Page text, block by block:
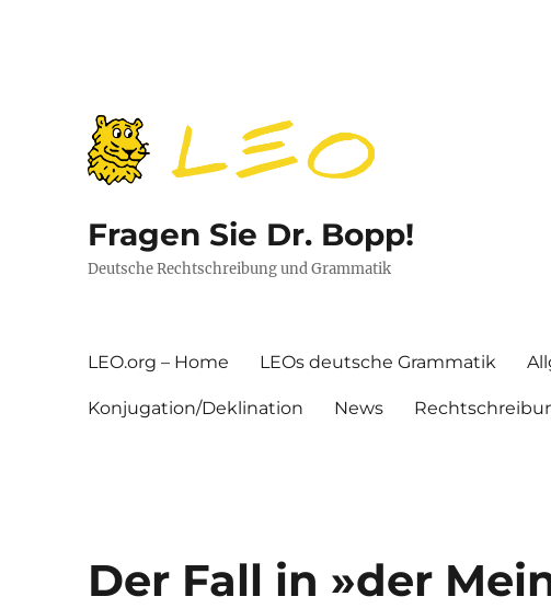
Fragen Sie Dr. Bopp!
Deutsche Rechtschreibung und Grammatik
LEO.org – Home LEOs deutsche Grammatik
Konjugation/Deklination News
Der Fall in »der